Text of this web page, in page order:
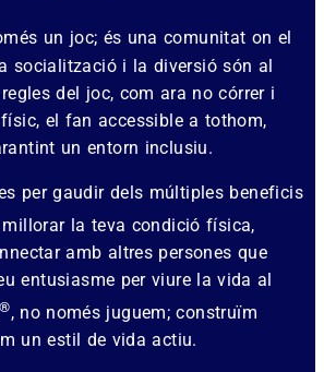
un joc; és una comunitat on el
socialització i la diversió són al
del joc, com ara no córrer i
el fan accessible a tothom,
un entorn inclusiu.
per gaudir dels múltiples beneficis
la teva condició física,
amb altres persones que
entusiasme per viure la vida al
®, no només juguem; construïm
un estil de vida actiu.